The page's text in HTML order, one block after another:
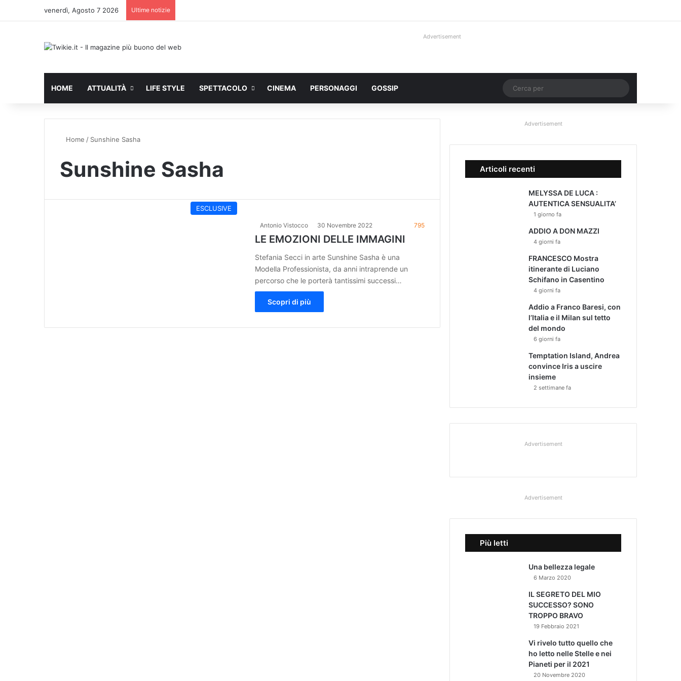
venerdì, Agosto 7 2026 Ultime notizie
Advertisement
HOME ATTUALITÀ LIFE STYLE SPETTACOLO CINEMA PERSONAGGI GOSSIP Un articolo a caso
per
Home / Sunshine Sasha
Sunshine Sasha
ESCLUSIVE
Antonio Vistocco 30 Novembre 2022 795
LE EMOZIONI DELLE IMMAGINI
Stefania Secci in arte Sunshine Sasha è una
Modella Professionista, da anni intraprende un
percorso che le porterà tantissimi successi…
Scopri di più
Advertisement
Articoli recenti
MELYSSA DE LUCA :
AUTENTICA SENSUALITA’
1 giorno fa
ADDIO A DON MAZZI
4 giorni fa
FRANCESCO Mostra
itinerante di Luciano
Schifano in Casentino
4 giorni fa
Addio a Franco Baresi, con
l’Italia e il Milan sul tetto
del mondo
6 giorni fa
Temptation Island, Andrea
convince Iris a uscire
insieme
2 settimane fa
Advertisement
Advertisement
Più letti
Una bellezza legale
6 Marzo 2020
IL SEGRETO DEL MIO
SUCCESSO? SONO
TROPPO BRAVO
19 Febbraio 2021
Vi rivelo tutto quello che
ho letto nelle Stelle e nei
Pianeti per il 2021
20 Novembre 2020